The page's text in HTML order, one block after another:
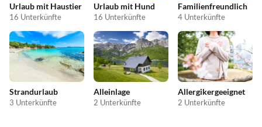
Urlaub mit Haustier
16 Unterkünfte
Urlaub mit Hund
16 Unterkünfte
Familienfreundlich
4 Unterkünfte
Strandurlaub
3 Unterkünfte
Alleinlage
2 Unterkünfte
Allergikergeeignet
2 Unterkünfte